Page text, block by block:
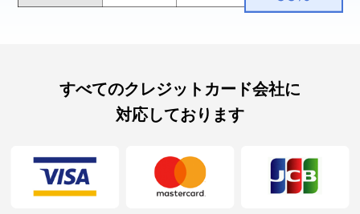
すべてのクレジットカード会社に
対応しております